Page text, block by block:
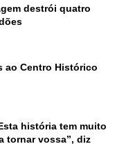
destrói quatro
ao Centro Histórico
história tem muito
tornar vossa”, diz